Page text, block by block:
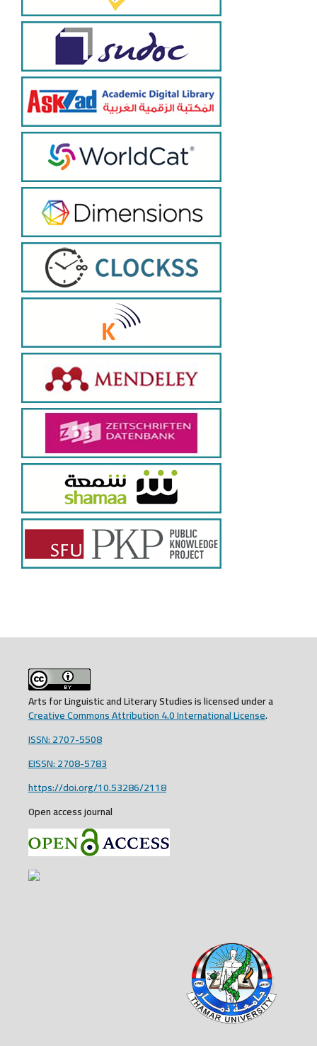
Arts for Linguistic and Literary Studies is licensed under a
Creative Commons Attribution 4.0 International License.
ISSN: 2707-5508
EISSN: 2708-5783
https://doi.org/10.53286/2118
Open access journal